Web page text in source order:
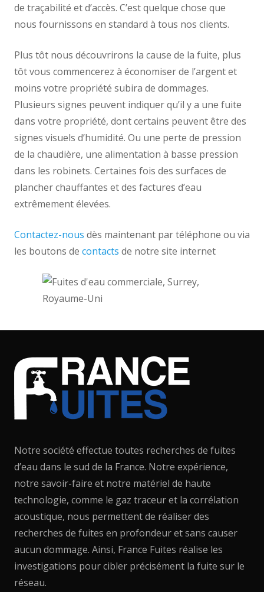
de traçabilité et d’accès. C’est quelque chose que
nous fournissons en standard à tous nos clients.
Plus tôt nous découvrirons la cause de la fuite, plus
tôt vous commencerez à économiser de l’argent et
moins votre propriété subira de dommages.
Plusieurs signes peuvent indiquer qu’il y a une fuite
dans votre propriété, dont certains peuvent être des
signes visuels d’humidité. Ou une perte de pression
de la chaudière, une alimentation à basse pression
dans les robinets. Certaines fois des surfaces de
plancher chauffantes et des factures d’eau
extrêmement élevées.
Contactez-nous dès maintenant par téléphone ou via
les boutons de contacts de notre site internet
Notre société effectue toutes recherches de fuites
d’eau dans le sud de la France. Notre expérience,
notre savoir-faire et notre matériel de haute
technologie, comme le gaz traceur et la corrélation
acoustique, nous permettent de réaliser des
recherches de fuites en profondeur et sans causer
aucun dommage. Ainsi, France Fuites réalise les
investigations pour cibler précisément la fuite sur le
réseau.